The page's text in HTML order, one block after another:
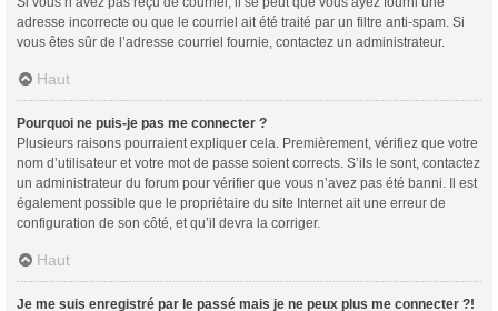
adresse incorrecte ou que le courriel ait été traité par un filtre anti-spam. Si
vous êtes sûr de l’adresse courriel fournie, contactez un administrateur.
Haut
Pourquoi ne puis-je pas me connecter ?
Plusieurs raisons pourraient expliquer cela. Premièrement, vérifiez que votre
nom d’utilisateur et votre mot de passe soient corrects. S’ils le sont, contactez
un administrateur du forum pour vérifier que vous n’avez pas été banni. Il est
également possible que le propriétaire du site Internet ait une erreur de
configuration de son côté, et qu’il devra la corriger.
Haut
Je me suis enregistré par le passé mais je ne peux plus me connecter ?!